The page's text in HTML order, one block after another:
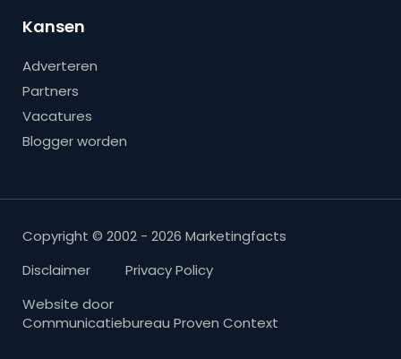
Kansen
Adverteren
Partners
Vacatures
Blogger worden
Copyright © 2002 - 2026 Marketingfacts
Disclaimer
Privacy Policy
Website door
Communicatiebureau Proven Context